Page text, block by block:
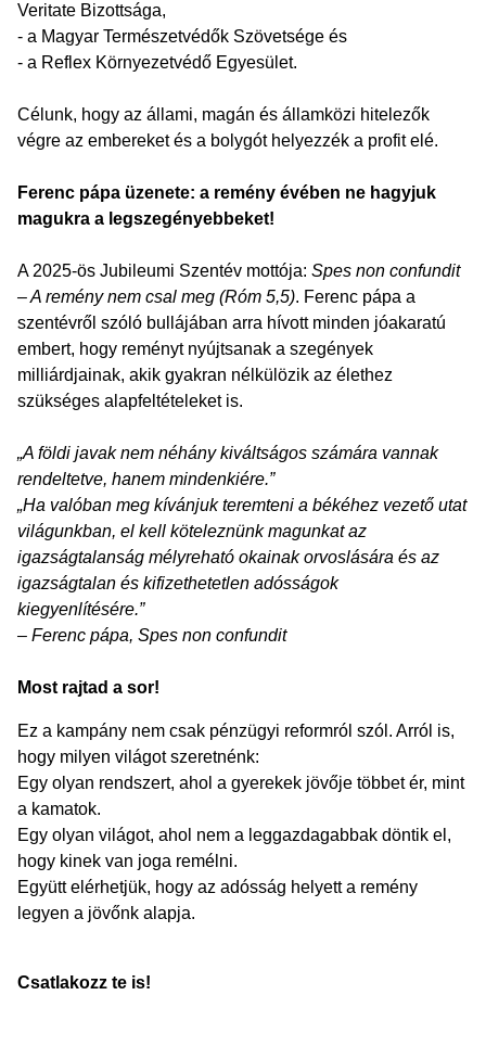
Veritate Bizottsága,
- a Magyar Természetvédők Szövetsége és
- a Reflex Környezetvédő Egyesület.
Célunk, hogy az állami, magán és államközi hitelezők
végre az embereket és a bolygót helyezzék a profit elé.
Ferenc pápa üzenete: a remény évében ne hagyjuk
magukra a legszegényebbeket!
A 2025-ös Jubileumi Szentév mottója: Spes non confundit
– A remény nem csal meg (Róm 5,5). Ferenc pápa a
szentévről szóló bullájában arra hívott minden jóakaratú
embert, hogy reményt nyújtsanak a szegények
milliárdjainak, akik gyakran nélkülözik az élethez
szükséges alapfeltételeket is.
„A földi javak nem néhány kiváltságos számára vannak
rendeltetve, hanem mindenkiére.”
„Ha valóban meg kívánjuk teremteni a békéhez vezető utat
világunkban, el kell köteleznünk magunkat az
igazságtalanság mélyreható okainak orvoslására és az
igazságtalan és kifizethetetlen adósságok
kiegyenlítésére.”
– Ferenc pápa, Spes non confundit
Most rajtad a sor!
Ez a kampány nem csak pénzügyi reformról szól. Arról is,
hogy milyen világot szeretnénk:
Egy olyan rendszert, ahol a gyerekek jövője többet ér, mint
a kamatok.
Egy olyan világot, ahol nem a leggazdagabbak döntik el,
hogy kinek van joga remélni.
Együtt elérhetjük, hogy az adósság helyett a remény
legyen a jövőnk alapja.
Csatlakozz te is!